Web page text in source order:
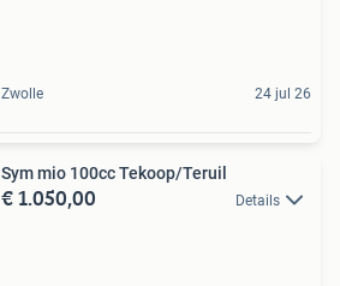
Zwolle 24 jul 26
Sym mio 100cc Tekoop/Teruil
€ 1.050,00 Details